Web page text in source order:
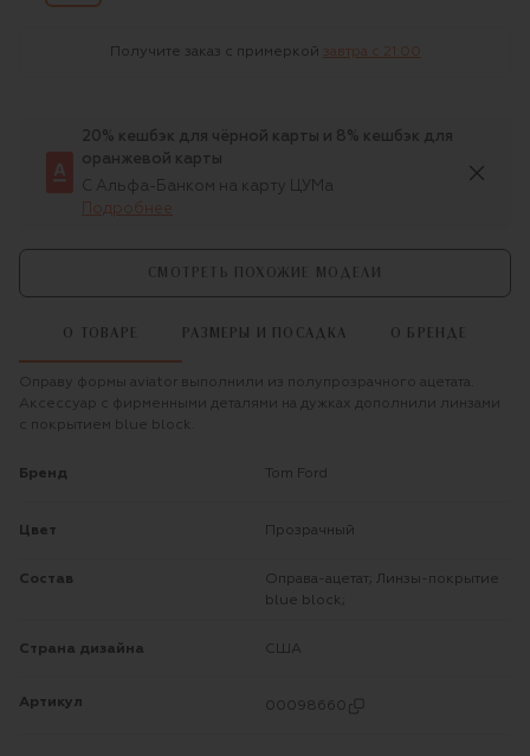
Получите заказ с примеркой завтра c 21:00
20% кешбэк для чёрной карты и 8% кешбэк для
оранжевой карты
С Альфа-Банком на карту ЦУМа
Подробнее
СМОТРЕТЬ ПОХОЖИЕ МОДЕЛИ
О ТОВАРЕ РАЗМЕРЫ И ПОСАДКА О БРЕНДЕ
Оправу формы aviator выполнили из полупрозрачного ацетата.
Аксессуар с фирменными деталями на дужках дополнили линзами
с покрытием blue block.
Бренд Tom Ford
Цвет Прозрачный
Состав
Оправа-ацетат; Линзы-покрытие
blue block;
Страна дизайна США
Артикул 00098660